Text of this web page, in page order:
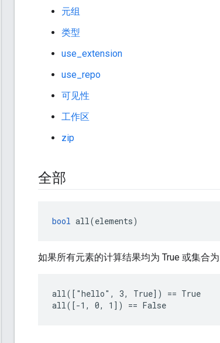
元组
类型
use_extension
use_repo
可见性
工作区
zip
全部
bool all(elements)
如果所有元素的计算结果均为 True 或集合
all(["hello", 3, True]) == True
all([-1, 0, 1]) == False